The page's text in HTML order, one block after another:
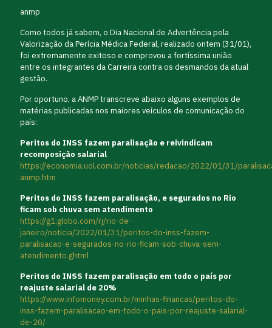
anmp
Como todos já sabem, o Dia Nacional de Advertência pela
Valorização da Perícia Médica Federal, realizado ontem (31/01),
foi extremamente exitoso e comprovou a fortíssima união
entre os integrantes da Carreira contra os desmandos da atual
gestão.
Por oportuno, a ANMP transcreve abaixo alguns exemplos de
matérias publicadas nos maiores veículos de comunicação do
país:
Peritos do INSS fazem paralisação e reivindicam
recomposição salarial
https://economia.uol.com.br/noticias/redacao/2022/01/31/
anmp.htm
Peritos do INSS fazem paralisação, e segurados no Rio
ficam sob chuva sem atendimento
https://g1.globo.com/rj/rio-de-
janeiro/noticia/2022/01/31/peritos-do-inss-fazem-
paralisacao-e-segurados-no-rio-ficam-sob-chuva-sem-
atendimento.ghtml
Peritos do INSS fazem paralisação em todo o país por
reajuste salarial de 20%
https://www.infomoney.com.br/minhas-financas/peritos-do-
inss-fazem-paralisacao-em-todo-o-pais-por-reajuste-salarial-
de-20/